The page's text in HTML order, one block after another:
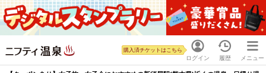
ログイン
購入済チケットはこちら
履歴 メニュー